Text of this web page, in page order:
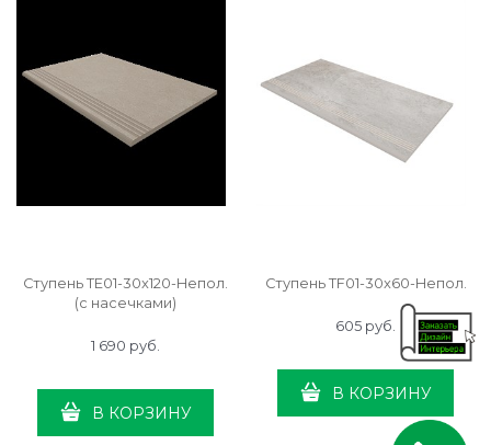
Ступень TE01-30x120-Непол.
(с насечками)
1 690 руб.
В КОРЗИНУ
Ступень TF01-30x60-Непол.
605 руб.
В КОРЗИНУ